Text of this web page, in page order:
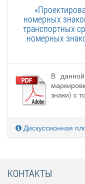
номерных
транспортных
номерных
В данной
знаки) с
Дискуссионная
КОНТАКТЫ